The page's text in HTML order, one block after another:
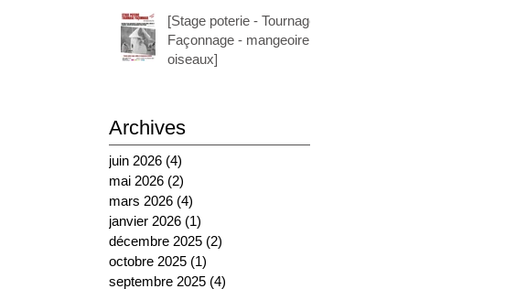
[Stage poterie - Tournage
Façonnage - mangeoire à
oiseaux]
Archives
juin 2026 (4)
mai 2026 (2)
mars 2026 (4)
janvier 2026 (1)
décembre 2025 (2)
octobre 2025 (1)
septembre 2025 (4)